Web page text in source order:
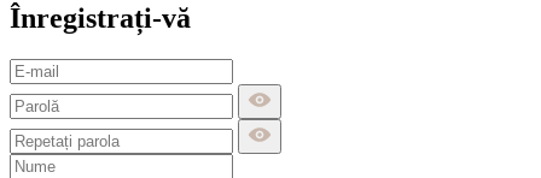
Înregistrați-vă